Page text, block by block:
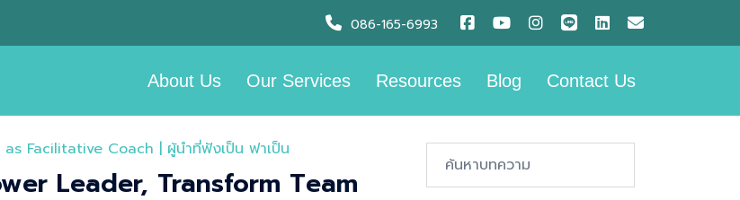
086-165-6993
About Us Our Services Resources Blog Contact Us
Facilitative Coach | ผู้นำที่ฟังเป็น ฟาเป็น​
Leader, Transform Team
Search…